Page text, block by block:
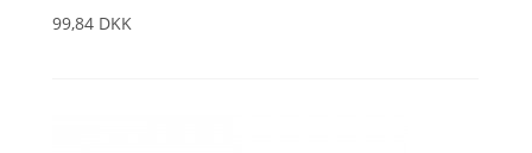
99,84 DKK